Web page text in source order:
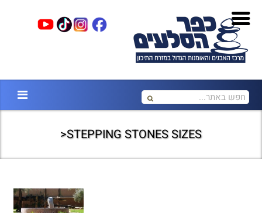
STEPPING STONES SIZES<